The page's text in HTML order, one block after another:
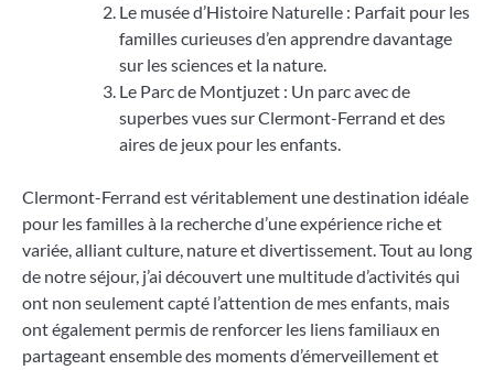
Le musée d’Histoire Naturelle : Parfait pour les
familles curieuses d’en apprendre davantage
sur les sciences et la nature.
Le Parc de Montjuzet : Un parc avec de
superbes vues sur Clermont-Ferrand et des
aires de jeux pour les enfants.
Clermont-Ferrand est véritablement une destination idéale
pour les familles à la recherche d’une expérience riche et
variée, alliant culture, nature et divertissement. Tout au long
de notre séjour, j’ai découvert une multitude d’activités qui
ont non seulement capté l’attention de mes enfants, mais
ont également permis de renforcer les liens familiaux en
partageant ensemble des moments d’émerveillement et